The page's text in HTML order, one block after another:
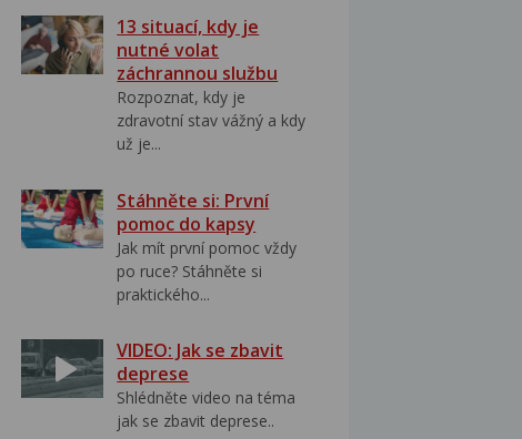
13 situací, kdy je
nutné volat
záchrannou službu
Rozpoznat, kdy je
zdravotní stav vážný a kdy
už je...
Stáhněte si: První
pomoc do kapsy
Jak mít první pomoc vždy
po ruce? Stáhněte si
praktického...
VIDEO: Jak se zbavit
deprese
Shlédněte video na téma
jak se zbavit deprese..